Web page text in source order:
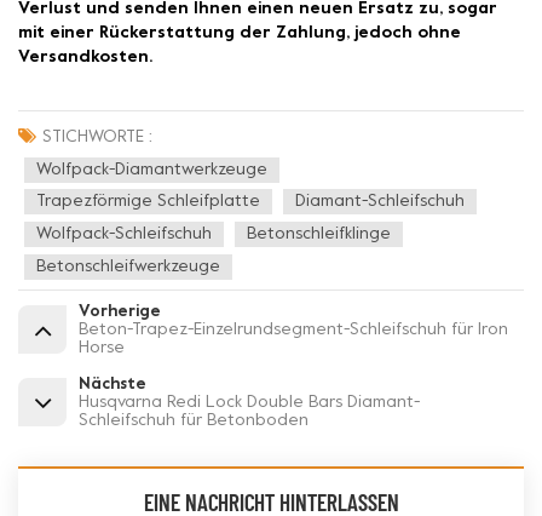
Verlust und senden Ihnen einen neuen Ersatz zu, sogar
mit einer Rückerstattung der Zahlung, jedoch ohne
Versandkosten.
STICHWORTE :
Wolfpack-Diamantwerkzeuge
Trapezförmige Schleifplatte
Diamant-Schleifschuh
Wolfpack-Schleifschuh Betonschleifklinge
Betonschleifwerkzeuge
Vorherige
Beton-Trapez-Einzelrundsegment-Schleifschuh für Iron
Horse
Nächste
Husqvarna Redi Lock Double Bars Diamant-
Schleifschuh für Betonboden
EINE NACHRICHT HINTERLASSEN